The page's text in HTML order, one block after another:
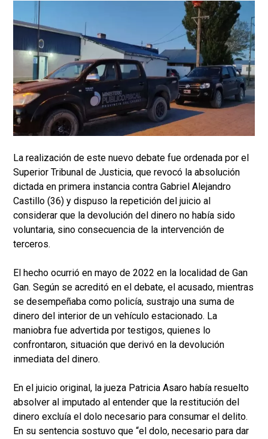
La realización de este nuevo debate fue ordenada por el
Superior Tribunal de Justicia, que revocó la absolución
dictada en primera instancia contra Gabriel Alejandro
Castillo (36) y dispuso la repetición del juicio al
considerar que la devolución del dinero no había sido
voluntaria, sino consecuencia de la intervención de
terceros.
El hecho ocurrió en mayo de 2022 en la localidad de Gan
Gan. Según se acreditó en el debate, el acusado, mientras
se desempeñaba como policía, sustrajo una suma de
dinero del interior de un vehículo estacionado. La
maniobra fue advertida por testigos, quienes lo
confrontaron, situación que derivó en la devolución
inmediata del dinero.
En el juicio original, la jueza Patricia Asaro había resuelto
absolver al imputado al entender que la restitución del
dinero excluía el dolo necesario para consumar el delito.
En su sentencia sostuvo que “el dolo, necesario para dar